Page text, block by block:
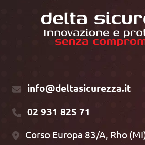
info@deltasicurezza.it
02 931 825 71
Corso Europa 83/A, Rho